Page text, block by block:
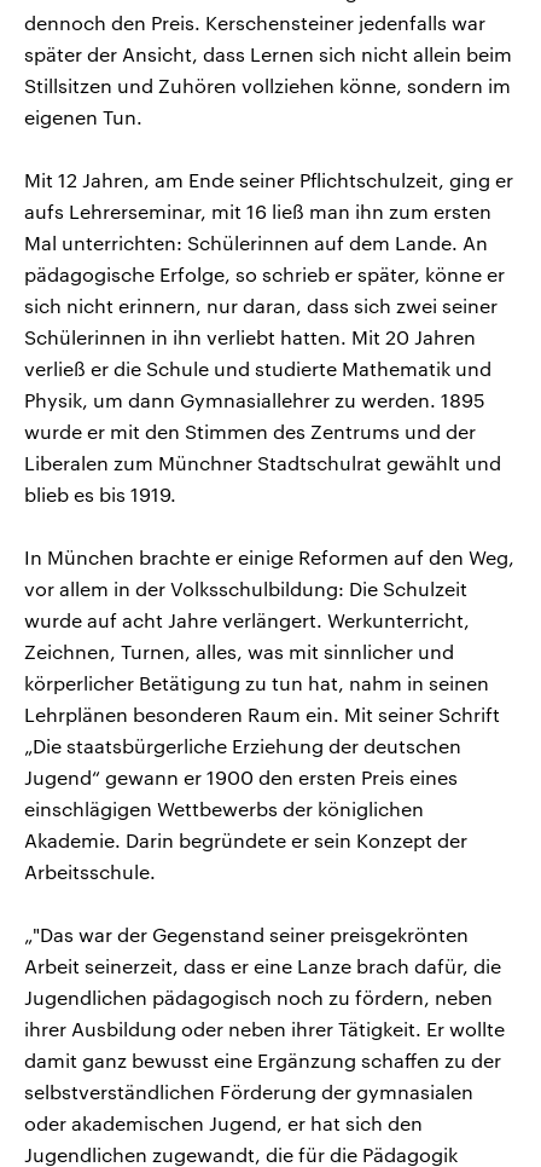
dennoch den Preis. Kerschensteiner jedenfalls war
später der Ansicht, dass Lernen sich nicht allein beim
Stillsitzen und Zuhören vollziehen könne, sondern im
eigenen Tun.
Mit 12 Jahren, am Ende seiner Pflichtschulzeit, ging er
aufs Lehrerseminar, mit 16 ließ man ihn zum ersten
Mal unterrichten: Schülerinnen auf dem Lande. An
pädagogische Erfolge, so schrieb er später, könne er
sich nicht erinnern, nur daran, dass sich zwei seiner
Schülerinnen in ihn verliebt hatten. Mit 20 Jahren
verließ er die Schule und studierte Mathematik und
Physik, um dann Gymnasiallehrer zu werden. 1895
wurde er mit den Stimmen des Zentrums und der
Liberalen zum Münchner Stadtschulrat gewählt und
blieb es bis 1919.
In München brachte er einige Reformen auf den Weg,
vor allem in der Volksschulbildung: Die Schulzeit
wurde auf acht Jahre verlängert. Werkunterricht,
Zeichnen, Turnen, alles, was mit sinnlicher und
körperlicher Betätigung zu tun hat, nahm in seinen
Lehrplänen besonderen Raum ein. Mit seiner Schrift
„Die staatsbürgerliche Erziehung der deutschen
Jugend“ gewann er 1900 den ersten Preis eines
einschlägigen Wettbewerbs der königlichen
Akademie. Darin begründete er sein Konzept der
Arbeitsschule.
„"Das war der Gegenstand seiner preisgekrönten
Arbeit seinerzeit, dass er eine Lanze brach dafür, die
Jugendlichen pädagogisch noch zu fördern, neben
ihrer Ausbildung oder neben ihrer Tätigkeit. Er wollte
damit ganz bewusst eine Ergänzung schaffen zu der
selbstverständlichen Förderung der gymnasialen
oder akademischen Jugend, er hat sich den
Jugendlichen zugewandt, die für die Pädagogik